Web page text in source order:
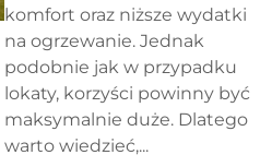
komfort oraz niższe wydatki
na ogrzewanie. Jednak
podobnie jak w przypadku
lokaty, korzyści powinny być
maksymalnie duże. Dlatego
warto wiedzieć,...